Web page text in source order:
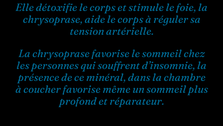
Elle détoxifie le corps et stimule le foie, la
chrysoprase, aide le corps à réguler sa
tension artérielle.
La chrysoprase favorise le sommeil chez
les personnes qui souffrent d’insomnie, la
présence de ce minéral, dans la chambre
à coucher favorise même un sommeil plus
profond et réparateur.